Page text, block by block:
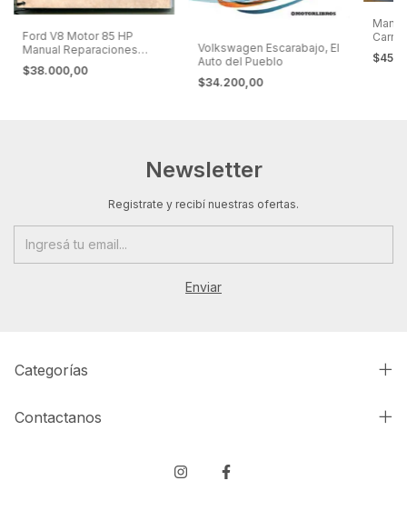
Ford V8 Motor 85 HP
Manual Reparaciones
1937 1938 1939 1940
hasta 1946
$38.000,00
Volkswagen Escarabajo, El
Auto del Pueblo
$34.200,00
a
Newsletter
Registrate y recibí nuestras ofertas.
Categorías
Contactanos